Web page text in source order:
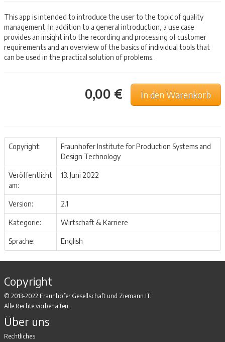
This app is intended to introduce the user to the topic of quality
management. In addition to a general introduction, a use case
provides an insight into the recording and processing of customer
requirements and an overview of the basics of individual tools that
can be used in the practical solution of problems.
In den Warenkorb
0,00 €
Copyright:
Fraunhofer Institute for Production Systems and
Design Technology
Veröffentlicht
am:
13. Juni 2022
Version: 2.1
Kategorie: Wirtschaft & Karriere
Sprache: English
Copyright
© 2013-2022 Fraunhofer Gesellschaft und Ziemann.IT.
Alle Rechte vorbehalten.
Über uns
Rechtliches